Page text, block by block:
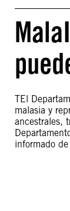
TEl
malasia y
ancestrales,
informado